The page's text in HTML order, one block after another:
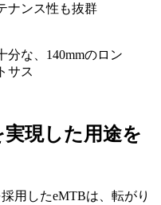
ナンス性も抜群
分な、140mmのロン
サス
現した用途を
用したeMTBは、転がり